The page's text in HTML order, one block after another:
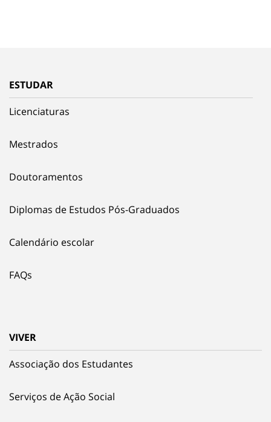
ESTUDAR
Licenciaturas
Mestrados
Doutoramentos
Diplomas de Estudos Pós-Graduados
Calendário escolar
FAQs
VIVER
Associação dos Estudantes
Serviços de Ação Social